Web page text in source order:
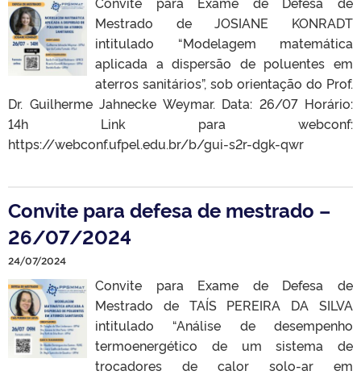
Mestrado de JOSIANE KONRADT
intitulado “Modelagem matemática
aplicada a dispersão de poluentes em
aterros sanitários”, sob orientação do Prof.
Dr. Guilherme Jahnecke Weymar. Data: 26/07 Horário:
14h Link para webconf:
https://webconf.ufpel.edu.br/b/gui-s2r-dgk-qwr
Convite para defesa de mestrado –
26/07/2024
24/07/2024
Convite para Exame de Defesa de
Mestrado de TAÍS PEREIRA DA SILVA
intitulado “Análise de desempenho
termoenergético de um sistema de
trocadores de calor solo-ar em